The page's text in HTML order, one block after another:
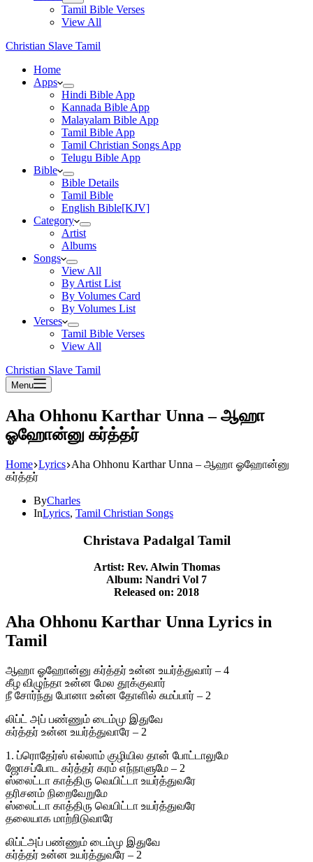
Tamil Bible Verses
View All
Christian Slave Tamil
Home
Apps
Hindi Bible App
Kannada Bible App
Malayalam Bible App
Tamil Bible App
Tamil Christian Songs App
Telugu Bible App
Bible
Bible Details
Tamil Bible
English Bible[KJV]
Category
Artist
Albums
Songs
View All
By Artist List
By Volumes Card
By Volumes List
Verses
Tamil Bible Verses
View All
Christian Slave Tamil
Menu
Aha Ohhonu Karthar Unna – ஆஹா
ஓஹோன்னு கர்த்தர்
Home Lyrics Aha Ohhonu Karthar Unna – ஆஹா ஓஹோன்னு
கர்த்தர்
ByCharles
InLyrics, Tamil Christian Songs
Christava Padalgal Tamil
Artist: Rev. Alwin Thomas
Album: Nandri Vol 7
Released on: 2018
Aha Ohhonu Karthar Unna Lyrics in
Tamil
ஆஹா ஓஹோன்னு கர்த்தர் உன்ன உயர்த்துவார் – 4
கீழ விழுந்தா உன்ன மேல தூக்குவார்
நீ சோர்ந்து போனா உன்ன தோளில் சுமப்பார் – 2
லிப்ட் அப் பண்ணும் டைம்மு இதுவே
கர்த்தர் உன்ன உயர்த்துவாரே – 2
1. ப்ரொதேர்ஸ் எல்லாம் குழியில தான் போட்டாலுமே
ஜோசப்போட கர்த்தர் கரம் எந்நாளுமே – 2
ஸ்லைட்டா காத்திரு வெயிட்டா உயர்த்துவரே
தரிசனம் நிறைவேறுமே
ஸ்லைட்டா காத்திரு வெயிட்டா உயர்த்துவரே
தலையாக மாற்றிடுவாரே
லிப்ட்அப் பண்ணும் டைம்மு இதுவே
கர்த்தர் உன்ன உயர்த்துவரே – 2